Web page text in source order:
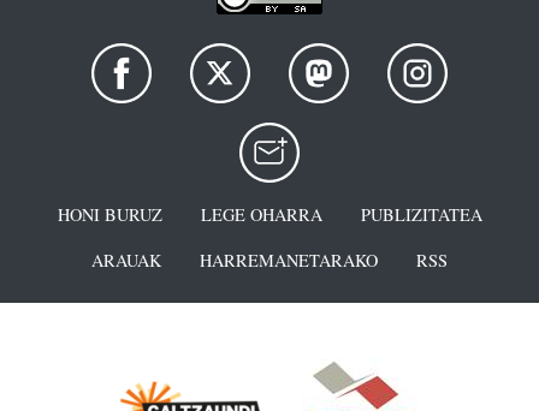
HONI BURUZ LEGE OHARRA
PUBLIZITATEA
ARAUAK
HARREMANETARAKO RSS